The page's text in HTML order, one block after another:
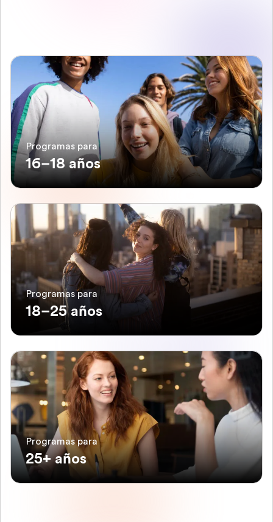
Programas para
16–18 años
Programas para
18–25 años
Programas para
25+ años